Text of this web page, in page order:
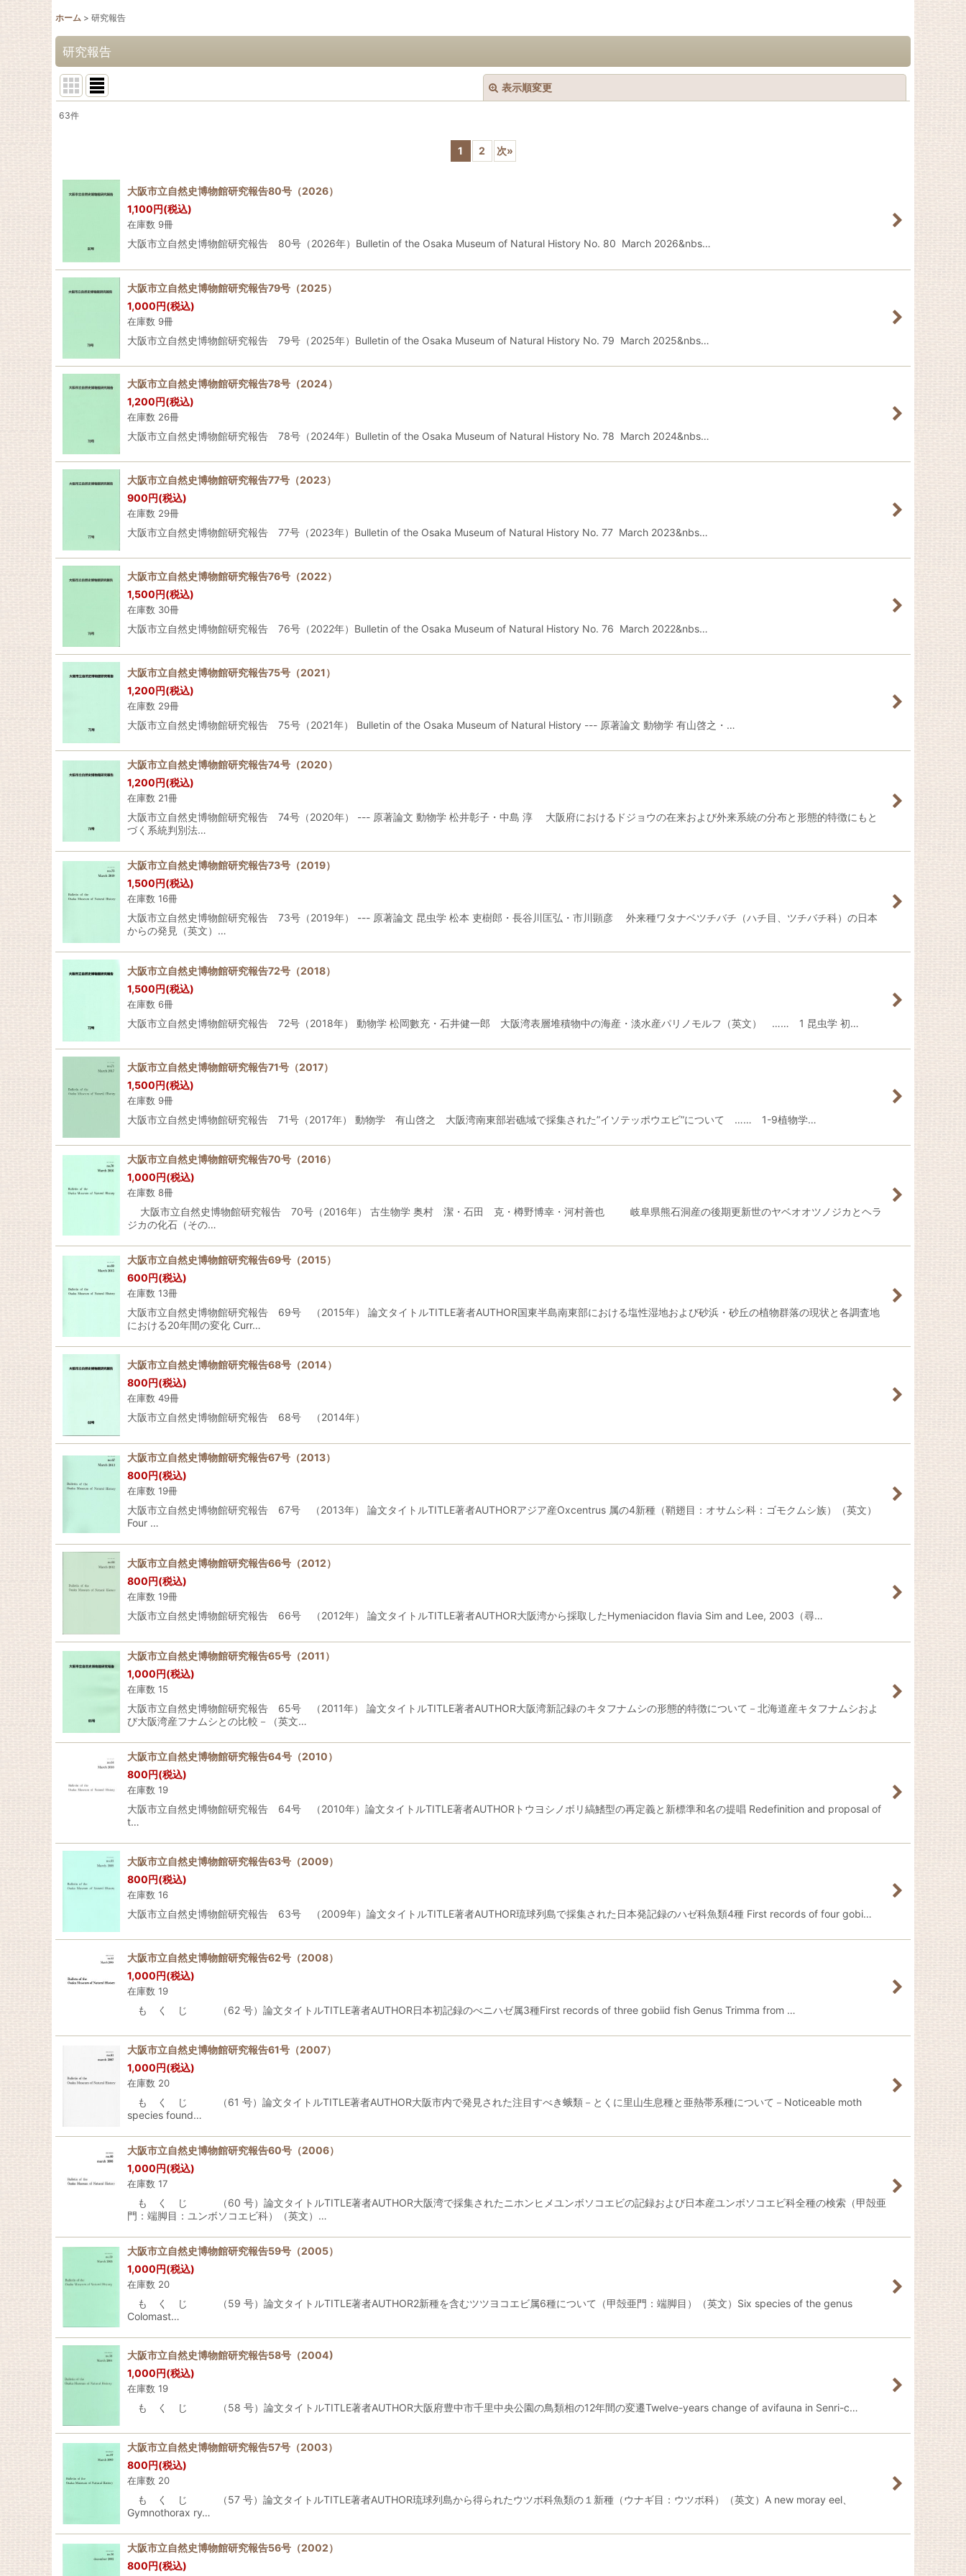
ホーム > 研究報告
研究報告
表示順変更
63件
1 2 次»
大阪市立自然史博物館研究報告80号（2026）
1,100円(税込)
在庫数 9冊
大阪市立自然史博物館研究報告 80号（2026年）Bulletin of the Osaka Museum of Natural History No. 80 March 2026&nbs…
大阪市立自然史博物館研究報告79号（2025）
1,000円(税込)
在庫数 9冊
大阪市立自然史博物館研究報告 79号（2025年）Bulletin of the Osaka Museum of Natural History No. 79 March 2025&nbs…
大阪市立自然史博物館研究報告78号（2024）
1,200円(税込)
在庫数 26冊
大阪市立自然史博物館研究報告 78号（2024年）Bulletin of the Osaka Museum of Natural History No. 78 March 2024&nbs…
大阪市立自然史博物館研究報告77号（2023）
900円(税込)
在庫数 29冊
大阪市立自然史博物館研究報告 77号（2023年）Bulletin of the Osaka Museum of Natural History No. 77 March 2023&nbs…
大阪市立自然史博物館研究報告76号（2022）
1,500円(税込)
在庫数 30冊
大阪市立自然史博物館研究報告 76号（2022年）Bulletin of the Osaka Museum of Natural History No. 76 March 2022&nbs…
大阪市立自然史博物館研究報告75号（2021）
1,200円(税込)
在庫数 29冊
大阪市立自然史博物館研究報告 75号（2021年） Bulletin of the Osaka Museum of Natural History --- 原著論文 動物学 有山啓之・…
大阪市立自然史博物館研究報告74号（2020）
1,200円(税込)
在庫数 21冊
大阪市立自然史博物館研究報告 74号（2020年） --- 原著論文 動物学 松井彰子・中島 淳 大阪府におけるドジョウの在来および外来系統の分布と形態的特徴にもと
づく系統判別法…
大阪市立自然史博物館研究報告73号（2019）
1,500円(税込)
在庫数 16冊
大阪市立自然史博物館研究報告 73号（2019年） --- 原著論文 昆虫学 松本 吏樹郎・長谷川匡弘・市川顕彦 外来種ワタナベツチバチ（ハチ目、ツチバチ科）の日本
からの発見（英文）…
大阪市立自然史博物館研究報告72号（2018）
1,500円(税込)
在庫数 6冊
大阪市立自然史博物館研究報告 72号（2018年） 動物学 松岡數充・石井健一郎 大阪湾表層堆積物中の海産・淡水産パリノモルフ（英文） …… 1 昆虫学 初…
大阪市立自然史博物館研究報告71号（2017）
1,500円(税込)
在庫数 9冊
大阪市立自然史博物館研究報告 71号（2017年） 動物学 有山啓之 大阪湾南東部岩礁域で採集された”イソテッポウエビ”について …… 1-9植物学…
大阪市立自然史博物館研究報告70号（2016）
1,000円(税込)
在庫数 8冊
大阪市立自然史博物館研究報告 70号（2016年） 古生物学 奥村 潔・石田 克・樽野博幸・河村善也 岐阜県熊石洞産の後期更新世のヤベオオツノジカとヘラ
ジカの化石（その…
大阪市立自然史博物館研究報告69号（2015）
600円(税込)
在庫数 13冊
大阪市立自然史博物館研究報告 69号 （2015年） 論文タイトルTITLE著者AUTHOR国東半島南東部における塩性湿地および砂浜・砂丘の植物群落の現状と各調査地
における20年間の変化 Curr…
大阪市立自然史博物館研究報告68号（2014）
800円(税込)
在庫数 49冊
大阪市立自然史博物館研究報告 68号 （2014年）
大阪市立自然史博物館研究報告67号（2013）
800円(税込)
在庫数 19冊
大阪市立自然史博物館研究報告 67号 （2013年） 論文タイトルTITLE著者AUTHORアジア産Oxcentrus 属の4新種（鞘翅目：オサムシ科：ゴモクムシ族）（英文）
Four …
大阪市立自然史博物館研究報告66号（2012）
800円(税込)
在庫数 19冊
大阪市立自然史博物館研究報告 66号 （2012年） 論文タイトルTITLE著者AUTHOR大阪湾から採取したHymeniacidon flavia Sim and Lee, 2003（尋…
大阪市立自然史博物館研究報告65号（2011）
1,000円(税込)
在庫数 15
大阪市立自然史博物館研究報告 65号 （2011年） 論文タイトルTITLE著者AUTHOR大阪湾新記録のキタフナムシの形態的特徴について－北海道産キタフナムシおよ
び大阪湾産フナムシとの比較－（英文…
大阪市立自然史博物館研究報告64号（2010）
800円(税込)
在庫数 19
大阪市立自然史博物館研究報告 64号 （2010年）論文タイトルTITLE著者AUTHORトウヨシノボリ縞鰭型の再定義と新標準和名の提唱 Redefinition and proposal of
t…
大阪市立自然史博物館研究報告63号（2009）
800円(税込)
在庫数 16
大阪市立自然史博物館研究報告 63号 （2009年）論文タイトルTITLE著者AUTHOR琉球列島で採集された日本発記録のハゼ科魚類4種 First records of four gobi…
大阪市立自然史博物館研究報告62号（2008）
1,000円(税込)
在庫数 19
も く じ （62 号）論文タイトルTITLE著者AUTHOR日本初記録のべニハゼ属3種First records of three gobiid fish Genus Trimma from …
大阪市立自然史博物館研究報告61号（2007）
1,000円(税込)
在庫数 20
も く じ （61 号）論文タイトルTITLE著者AUTHOR大阪市内で発見された注目すべき蛾類－とくに里山生息種と亜熱帯系種について－Noticeable moth
species found…
大阪市立自然史博物館研究報告60号（2006）
1,000円(税込)
在庫数 17
も く じ （60 号）論文タイトルTITLE著者AUTHOR大阪湾で採集されたニホンヒメユンボソコエビの記録および日本産ユンボソコエビ科全種の検索（甲殻亜
門：端脚目：ユンボソコエビ科）（英文）…
大阪市立自然史博物館研究報告59号（2005）
1,000円(税込)
在庫数 20
も く じ （59 号）論文タイトルTITLE著者AUTHOR2新種を含むツツヨコエビ属6種について（甲殻亜門：端脚目）（英文）Six species of the genus
Colomast…
大阪市立自然史博物館研究報告58号（2004)
1,000円(税込)
在庫数 19
も く じ （58 号）論文タイトルTITLE著者AUTHOR大阪府豊中市千里中央公園の鳥類相の12年間の変遷Twelve-years change of avifauna in Senri-c…
大阪市立自然史博物館研究報告57号（2003）
800円(税込)
在庫数 20
も く じ （57 号）論文タイトルTITLE著者AUTHOR琉球列島から得られたウツボ科魚類の１新種（ウナギ目：ウツボ科）（英文）A new moray eel、
Gymnothorax ry…
大阪市立自然史博物館研究報告56号（2002）
800円(税込)